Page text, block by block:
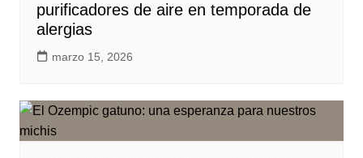
purificadores de aire en temporada de
alergias
marzo 15, 2026